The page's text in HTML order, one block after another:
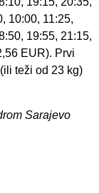
10:00, 11:25,
19:55, 21:15,
EUR). Prvi
teži od 23 kg)
Sarajevo